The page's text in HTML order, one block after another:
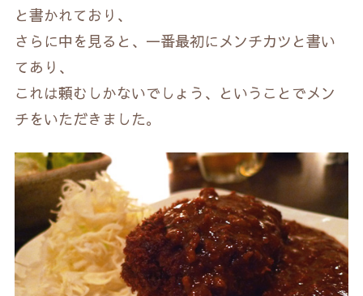
と書かれており、
さらに中を見ると、一番最初にメンチカツと書い
てあり、
これは頼むしかないでしょう、ということでメン
チをいただきました。